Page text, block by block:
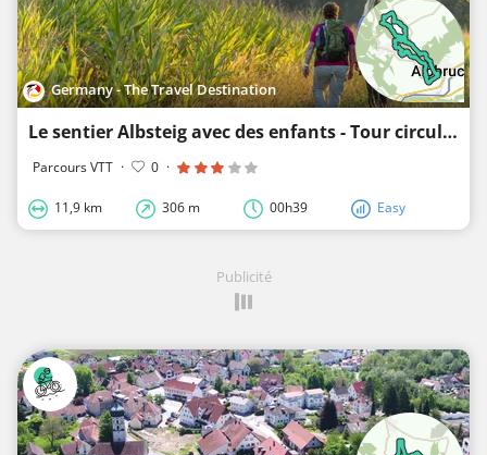
Germany - The Travel Destination
Le sentier Albsteig avec des enfants - Tour circulaire Albbruck
Parcours VTT · 0 ·
11,9 km 306 m 00h39 Easy
Publicité